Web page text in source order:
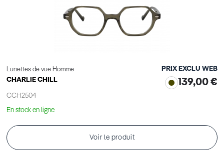
Lunettes de vue Homme
CHARLIE CHILL
CCH2504
PRIX EXCLU WEB
139,00 €
En stock en ligne
Voir le produit